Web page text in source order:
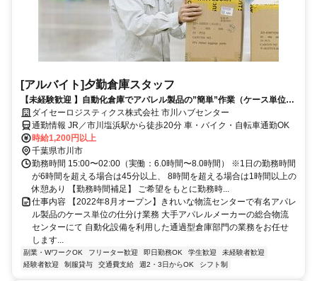
[アルバイト]夕勤倉庫スタッフ
【未経験歓迎 】自動化倉庫でアパレル製品の”簡単”作業（ケース単位の
仕分け）
ダイセーロジスティクス株式会社 市川ハブセンター
通勤情報 JR／市川塩浜駅から徒歩20分 車・バイク・自転車通勤OK
時給1,200円以上
千葉県市川市
勤務時間 15:00〜02:00（実働：6.0時間〜8.0時間） ※1日の勤務時間
が6時間を超える場合は45分以上、 8時間を超える場合は1時間以上の
休憩あり 【勤務時間補足】 ご希望をもとに勤務時...
仕事内容 【2022年8月オープン】きれいな物流センターで有名アパレ
ル製品のケース単位の仕分け業務 大手アパレルメーカーの総合物流
センターにて 自動化設備を利用した通過型倉庫部門の業務をお任せ
します...
副業・WワークOK フリーター歓迎 即日勤務OK 学生歓迎
未経験者歓迎
経験者歓迎
制服貸与 交通費支給 週2・3日からOK シフト制